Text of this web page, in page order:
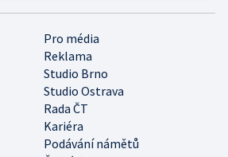
Pro média
Reklama
Studio Brno
Studio Ostrava
Rada ČT
Kariéra
Podávání námětů